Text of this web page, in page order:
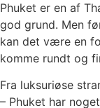
Phuket er en af
god grund. Men
kan det være en
komme rundt og
Fra luksuriøse
– Phuket har